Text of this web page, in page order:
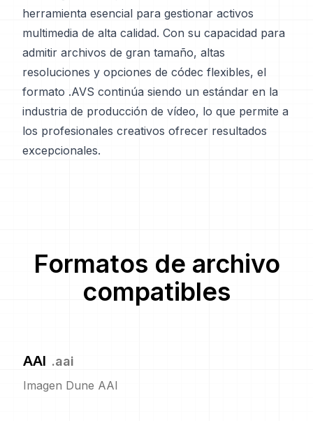
herramienta esencial para gestionar activos
multimedia de alta calidad. Con su capacidad para
admitir archivos de gran tamaño, altas
resoluciones y opciones de códec flexibles, el
formato .AVS continúa siendo un estándar en la
industria de producción de vídeo, lo que permite a
los profesionales creativos ofrecer resultados
excepcionales.
Formatos de archivo
compatibles
AAI .aai
Imagen Dune AAI